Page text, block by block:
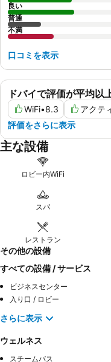
ドバイで評価が平均以
WiFi•8.3 アクテ
評価をさらに表示
良い
普通
不満
口コミを表示
主な設備
ロビー内WiFi
スパ
レストラン
その他の設備
すべての設備 / サービス
ビジネスセンター
入り口 / ロビー
さらに表示
ウェルネス
スチームバス